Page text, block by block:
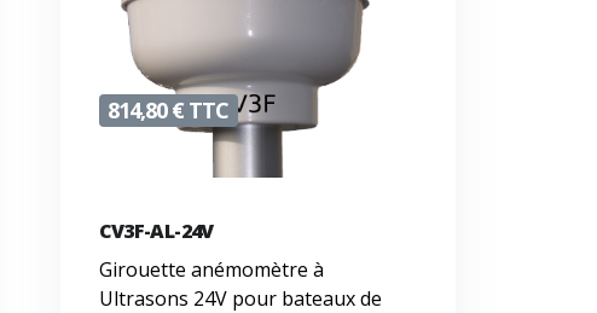
814,80 € TTC
CV3F-AL-24V
Girouette anémomètre à
Ultrasons 24V pour bateaux de